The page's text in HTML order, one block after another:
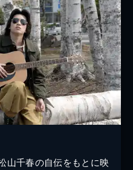
山千春の自伝をもとに映